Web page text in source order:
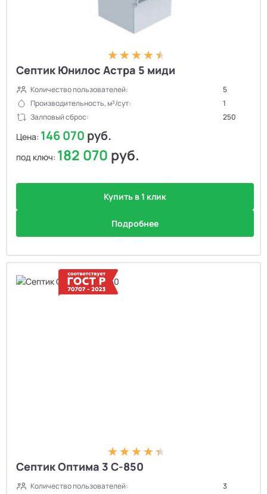
Септик Юнилос Астра 5 миди
Количество пользователей:
5
Производительность, м³/сут:
1
Залповый сброс:
250
Цена: 146 070 руб.
под ключ: 182 070 руб.
Купить в 1 клик
Подробнее
Септик Оптима 3 С-850
Количество пользователей:
3